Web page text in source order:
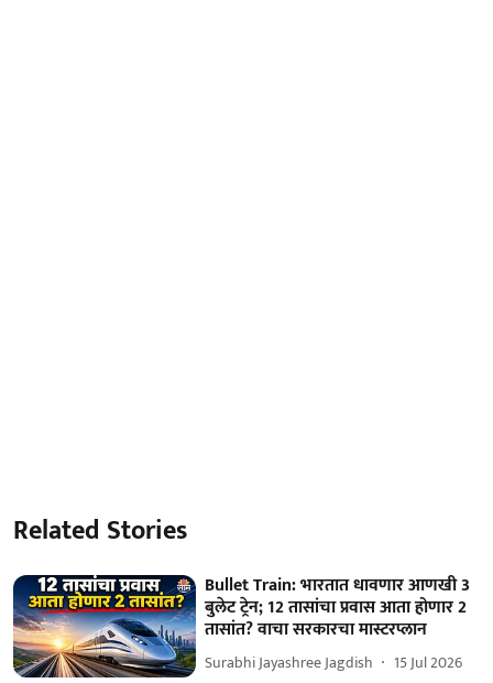
Related Stories
Bullet Train: भारतात धावणार आणखी 3
बुलेट ट्रेन; 12 तासांचा प्रवास आता होणार 2
तासांत? वाचा सरकारचा मास्टरप्लान
Surabhi Jayashree Jagdish 15 Jul 2026